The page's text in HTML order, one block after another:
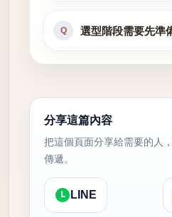
Q 選型階段需要先準
分享這篇內容
把這個頁面分享給需要的人
傳遞。
L LINE